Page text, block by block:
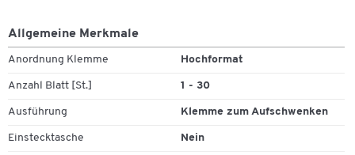
Allgemeine Merkmale
Anordnung Klemme Hochformat
Anzahl Blatt [St.] 1 - 30
Ausführung Klemme zum Aufschwenken
Einstecktasche Nein